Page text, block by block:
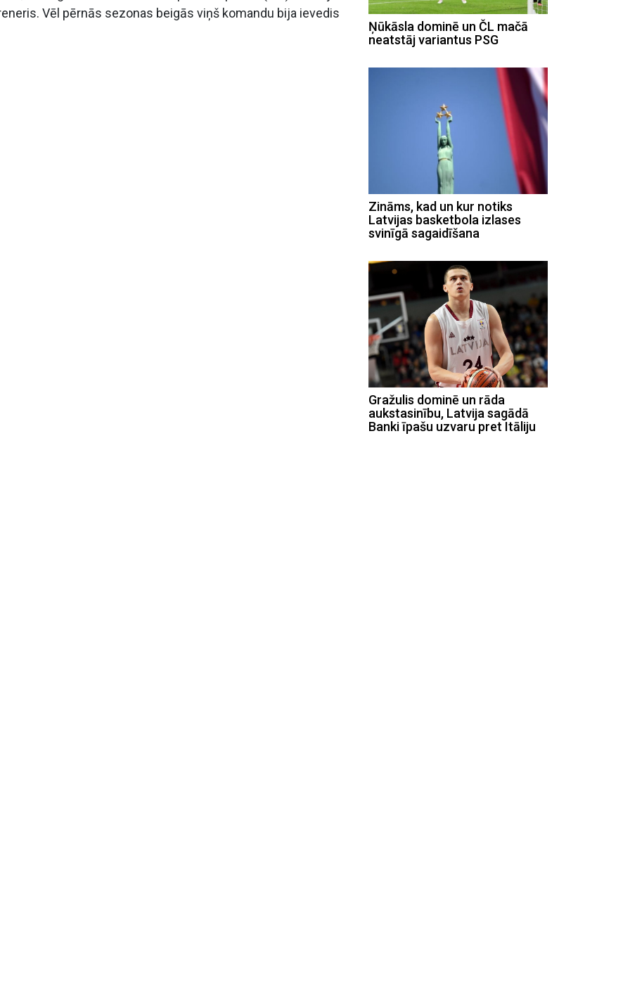
Vēl pērnās sezonas beigās viņš komandu bija ievedis
Ņūkāsla dominē un ČL mačā
neatstāj variantus PSG
Zināms, kad un kur notiks
Latvijas basketbola izlases
svinīgā sagaidīšana
Gražulis dominē un rāda
aukstasinību, Latvija sagādā
Banki īpašu uzvaru pret Itāliju